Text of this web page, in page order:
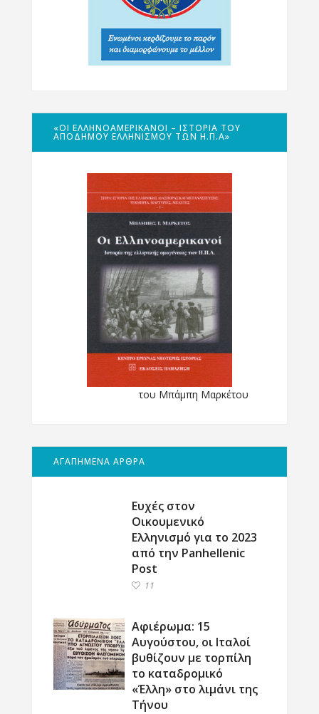
«ΟΙ ΕΛΛΗΝΟΑΜΕΡΙΚΑΝΟΊ – ΙΣΤΟΡΊΑ ΤΟΥ
ΑΠΌΔΗΜΟΥ ΕΛΛΗΝΙΣΜΟΎ ΤΩΝ Η.Π.Α»
του Μπάμπη Μαρκέτου
ΑΓΑΠΗΜΕΝΑ ΑΡΘΡΑ
Ευχές στον
Οικουμενικό
Ελληνισμό για το 2023
από την Panhellenic
Post
11
Αφιέρωμα: 15
Αυγούστου, οι Ιταλοί
βυθίζουν με τορπίλη
το καταδρομικό
«Έλλη» στο λιμάνι της
Τήνου